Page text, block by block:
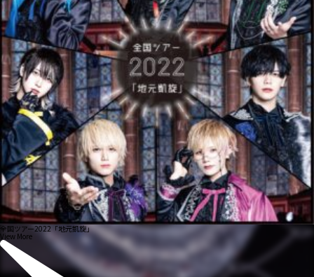
全国ツアー2022「地元凱旋」
View More